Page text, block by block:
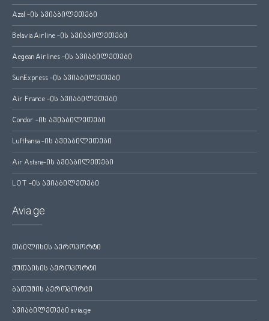
Azal -ის ავიაბილეთები
Belavia Airline -ის ავიაბილეთები
Aegean Airlines -ის ავიაბილეთები
SunExpress -ის ავიაბილეთები
Air France -ის ავიაბილეთები
Condor -ის ავიაბილეთები
Lufthansa -ის ავიაბილეთები
Air Astana-ის ავიაბილეთები
LOT -ის ავიაბილეთები
Avia.ge
თბილისის აეროპორტი
ქუთაისის აეროპორტი
ბათუმის აეროპორტი
ავიაბილეთები avia.ge